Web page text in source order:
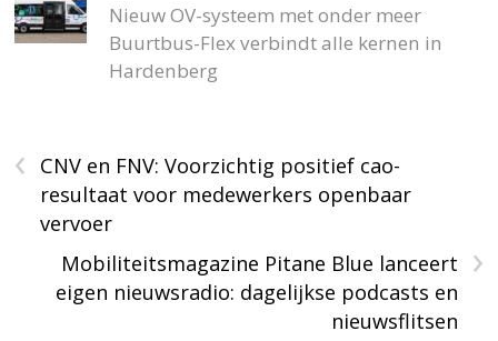
Nieuw OV-systeem met onder meer
Buurtbus-Flex verbindt alle kernen in
Hardenberg
‹
CNV en FNV: Voorzichtig positief cao-
resultaat voor medewerkers openbaar
vervoer
›
Mobiliteitsmagazine Pitane Blue lanceert
eigen nieuwsradio: dagelijkse podcasts en
nieuwsflitsen